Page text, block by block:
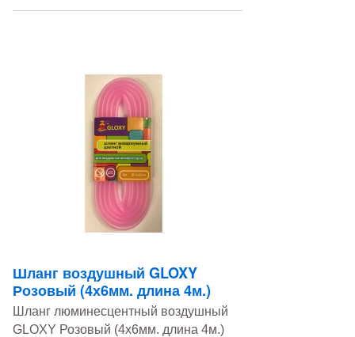
Шланг воздушный GLOXY
Розовый (4х6мм. длина 4м.)
Шланг люминесцентный воздушный
GLOXY Розовый (4х6мм. длина 4м.)